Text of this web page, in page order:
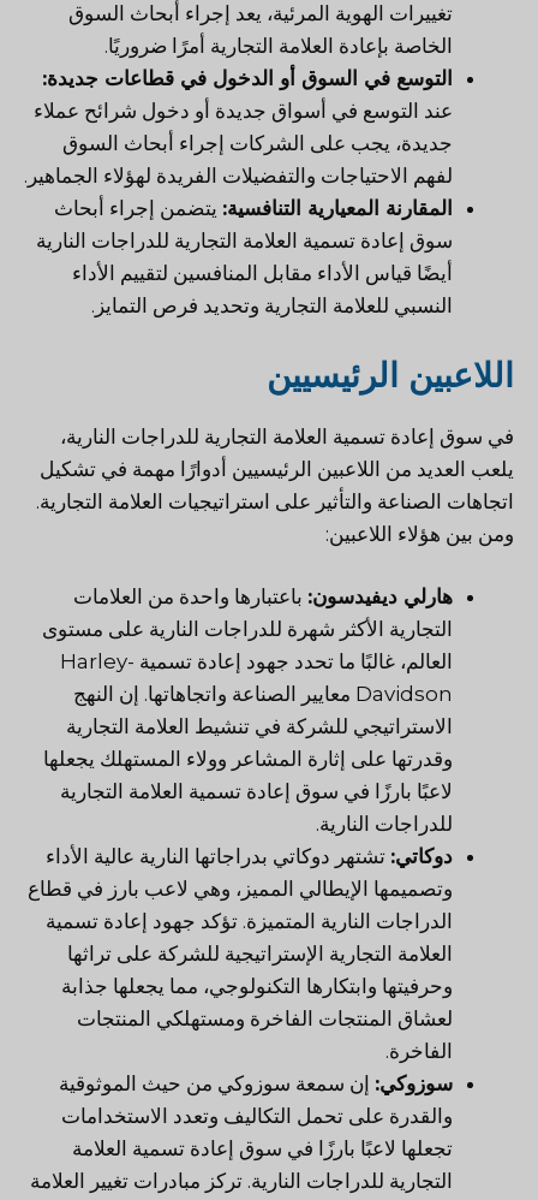
تغييرات الهوية المرئية، يعد إجراء أبحاث السوق
الخاصة بإعادة العلامة التجارية أمرًا ضروريًا.
التوسع في السوق أو الدخول في قطاعات جديدة:
عند التوسع في أسواق جديدة أو دخول شرائح عملاء
جديدة، يجب على الشركات إجراء أبحاث السوق
لفهم الاحتياجات والتفضيلات الفريدة لهؤلاء الجماهير.
المقارنة المعيارية التنافسية: يتضمن إجراء أبحاث
سوق إعادة تسمية العلامة التجارية للدراجات النارية
أيضًا قياس الأداء مقابل المنافسين لتقييم الأداء
النسبي للعلامة التجارية وتحديد فرص التمايز.
اللاعبين الرئيسيين
في سوق إعادة تسمية العلامة التجارية للدراجات النارية،
يلعب العديد من اللاعبين الرئيسيين أدوارًا مهمة في تشكيل
اتجاهات الصناعة والتأثير على استراتيجيات العلامة التجارية.
ومن بين هؤلاء اللاعبين:
هارلي ديفيدسون: باعتبارها واحدة من العلامات
التجارية الأكثر شهرة للدراجات النارية على مستوى
العالم، غالبًا ما تحدد جهود إعادة تسمية Harley-
Davidson معايير الصناعة واتجاهاتها. إن النهج
الاستراتيجي للشركة في تنشيط العلامة التجارية
وقدرتها على إثارة المشاعر وولاء المستهلك يجعلها
لاعبًا بارزًا في سوق إعادة تسمية العلامة التجارية
للدراجات النارية.
دوكاتي: تشتهر دوكاتي بدراجاتها النارية عالية الأداء
وتصميمها الإيطالي المميز، وهي لاعب بارز في قطاع
الدراجات النارية المتميزة. تؤكد جهود إعادة تسمية
العلامة التجارية الإستراتيجية للشركة على تراثها
وحرفيتها وابتكارها التكنولوجي، مما يجعلها جذابة
لعشاق المنتجات الفاخرة ومستهلكي المنتجات
الفاخرة.
سوزوكي: إن سمعة سوزوكي من حيث الموثوقية
والقدرة على تحمل التكاليف وتعدد الاستخدامات
تجعلها لاعبًا بارزًا في سوق إعادة تسمية العلامة
التجارية للدراجات النارية. تركز مبادرات تغيير العلامة